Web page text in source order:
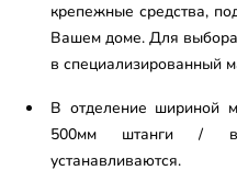
крепежные средства,
Вашем доме. Для выбора
в специализированный
В отделение шириной
500мм штанги /
устанавливаются.